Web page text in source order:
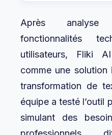
Après analyse
fonctionnalités
utilisateurs, Fliki
comme une solution
transformation de
équipe a testé l’outil
simulant des